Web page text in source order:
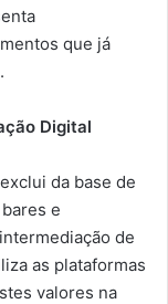
que já
Digital
da base de
e
de
as plataformas
valores na